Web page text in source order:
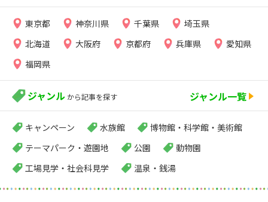
東京都 神奈川県 千葉県
埼玉県
北海道
大阪府 京都府 兵庫県
愛知県
福岡県
ジャンル から記事を探す ジャンル一覧
キャンペーン 水族館
博物館・科学館・美術館
テーマパーク・遊園地
公園
動物園
工場見学・社会科見学
温泉・銭湯